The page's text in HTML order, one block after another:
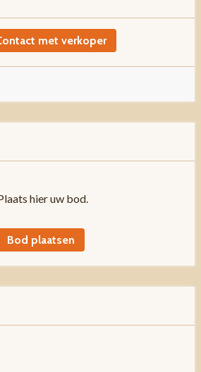
met verkoper
hier uw bod.
Bod plaatsen